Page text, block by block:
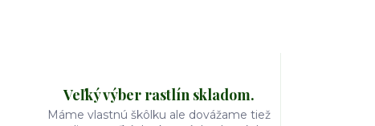
Veľký výber rastlín skladom.
Máme vlastnú škôlku ale dovážame tiež